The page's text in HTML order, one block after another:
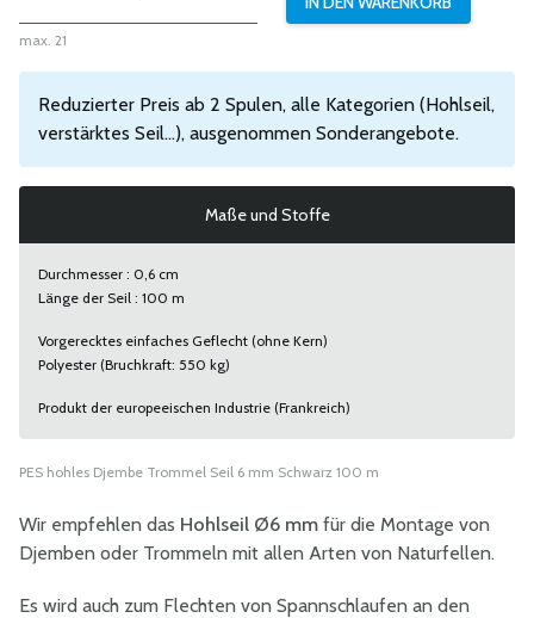
max. 21
Reduzierter Preis ab 2 Spulen, alle Kategorien (Hohlseil,
verstärktes Seil...), ausgenommen Sonderangebote.
Maße und Stoffe
Durchmesser : 0,6 cm
Länge der Seil : 100 m
Vorgerecktes einfaches Geflecht (ohne Kern)
Polyester (Bruchkraft: 550 kg)
Produkt der europeeischen Industrie (Frankreich)
PES hohles Djembe Trommel Seil 6 mm Schwarz 100 m
Wir empfehlen das Hohlseil Ø6 mm für die Montage von
Djemben oder Trommeln mit allen Arten von Naturfellen.
Es wird auch zum Flechten von Spannschlaufen an den